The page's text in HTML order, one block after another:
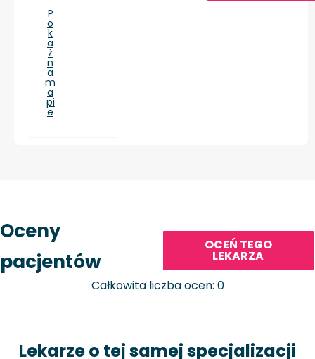
P
o
k
a
ż
n
a
m
a
pi
e
Oceny
pacjentów
OCEŃ TEGO
LEKARZA
Całkowita liczba ocen: 0
Lekarze o tej samej specjalizacji